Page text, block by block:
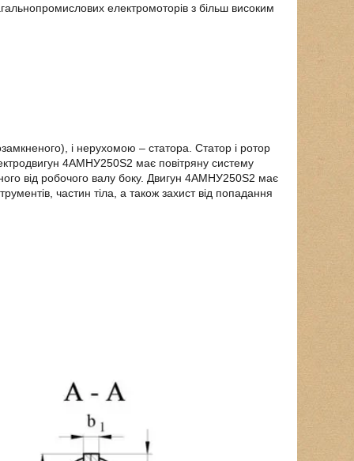
електромоторів з більш високим
і нерухомою – статора. Статор і ротор
4АМНУ250Ѕ2 має повітряну систему
від робочого валу боку. Двигун 4АМНУ250Ѕ2 має
частин тіла, а також захист від попадання